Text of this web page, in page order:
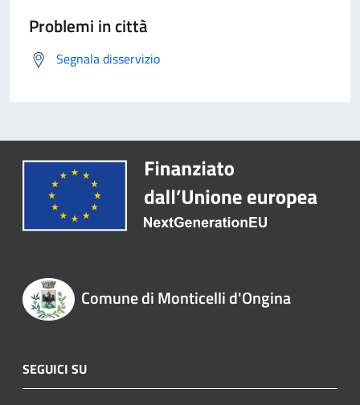
Problemi in città
Segnala disservizio
Comune di Monticelli d'Ongina
SEGUICI SU